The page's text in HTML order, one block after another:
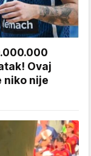
Ovaj
niko nije